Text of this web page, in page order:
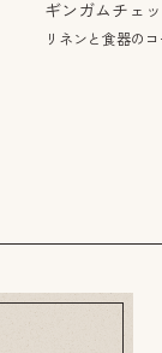
ギンガムチェ
リネンと食器の